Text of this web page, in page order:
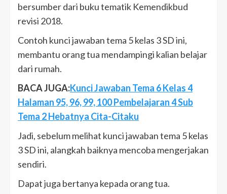
bersumber dari buku tematik Kemendikbud
revisi 2018.
Contoh kunci jawaban tema 5 kelas 3 SD ini,
membantu orang tua mendampingi kalian belajar
dari rumah.
BACA JUGA:Kunci Jawaban Tema 6 Kelas 4
Halaman 95, 96, 99, 100 Pembelajaran 4 Sub
Tema 2 Hebatnya Cita-Citaku
Jadi, sebelum melihat kunci jawaban tema 5 kelas
3 SD ini, alangkah baiknya mencoba mengerjakan
sendiri.
Dapat juga bertanya kepada orang tua.